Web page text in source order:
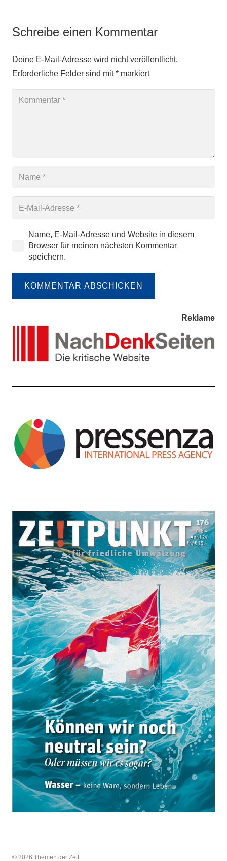
Schreibe einen Kommentar
Deine E-Mail-Adresse wird nicht veröffentlicht.
Erforderliche Felder sind mit* markiert
Name, E-Mail-Adresse und Website in diesem
Browser für meinen nächsten Kommentar
speichern.
KOMMENTAR ABSCHICKEN
Reklame
© 2026 Themen der Zeit